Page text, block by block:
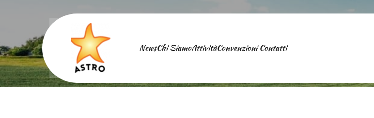
NewsChi SiamoAttivitàConvenzioniContatti